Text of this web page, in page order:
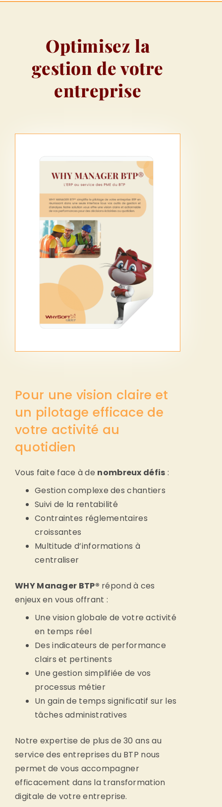
Optimisez la
gestion de votre
entreprise
Pour une vision claire et
un pilotage efficace de
votre activité au
quotidien
Vous faite face à de nombreux défis :
Gestion complexe des chantiers
Suivi de la rentabilité
Contraintes réglementaires
croissantes
Multitude d’informations à
centraliser
WHY Manager BTP® répond à ces
enjeux en vous offrant :
Une vision globale de votre activité
en temps réel
Des indicateurs de performance
clairs et pertinents
Une gestion simplifiée de vos
processus métier
Un gain de temps significatif sur les
tâches administratives
Notre expertise de plus de 30 ans au
service des entreprises du BTP nous
permet de vous accompagner
efficacement dans la transformation
digitale de votre entreprise.